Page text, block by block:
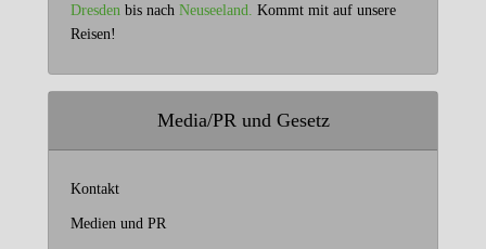
Dresden bis nach Neuseeland. Kommt mit auf unsere
Reisen!
Media/PR und Gesetz
Kontakt
Medien und PR